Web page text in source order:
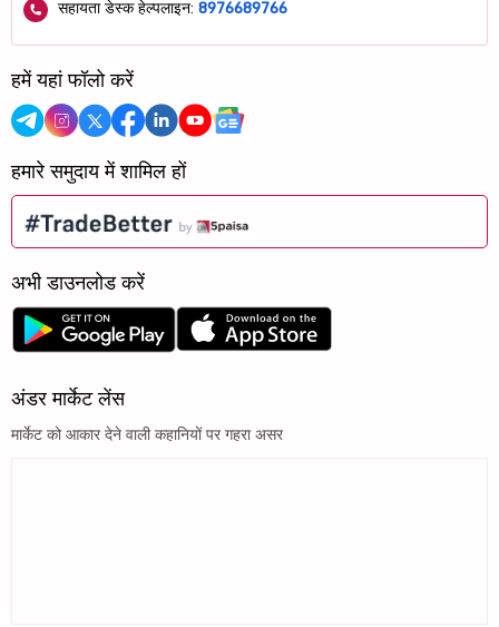
सहायता डेस्क हेल्पलाइन: 8976689766
हमें यहां फॉलो करें
हमारे समुदाय में शामिल हों
अभी डाउनलोड करें
अंडर मार्केट लेंस
मार्केट को आकार देने वाली कहानियों पर गहरा असर